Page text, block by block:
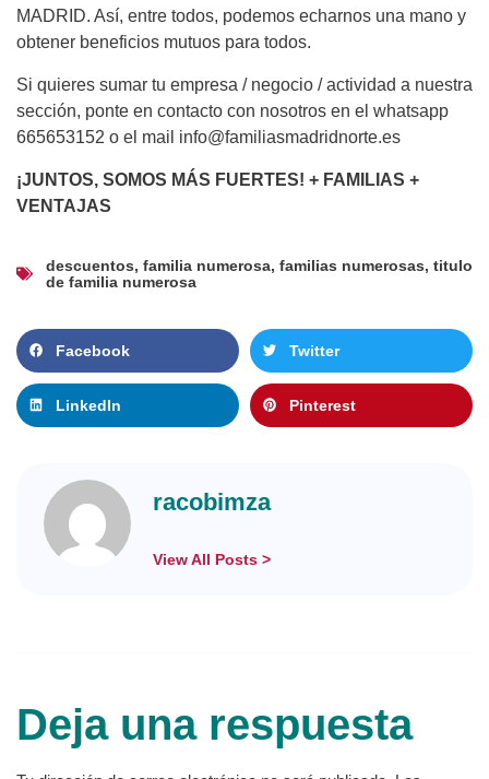
MADRID. Así, entre todos, podemos echarnos una mano y
obtener beneficios mutuos para todos.
Si quieres sumar tu empresa / negocio / actividad a nuestra
sección, ponte en contacto con nosotros en el whatsapp
665653152 o el mail info@familiasmadridnorte.es
¡JUNTOS, SOMOS MÁS FUERTES! + FAMILIAS +
VENTAJAS
descuentos, familia numerosa, familias numerosas, titulo
de familia numerosa
Facebook Twitter
LinkedIn Pinterest
racobimza
View All Posts >
Deja una respuesta